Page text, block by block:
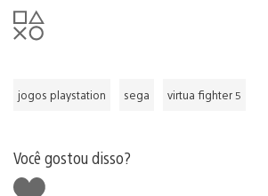
jogos playstation sega virtua fighter 5
Você gostou disso?
Curtir